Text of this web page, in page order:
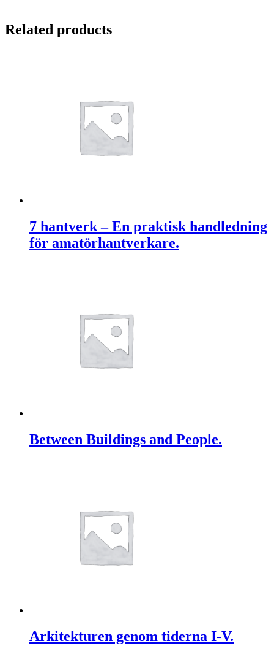
Related products
7 hantverk – En praktisk handledning
för amatörhantverkare.
Between Buildings and People.
Arkitekturen genom tiderna I-V.